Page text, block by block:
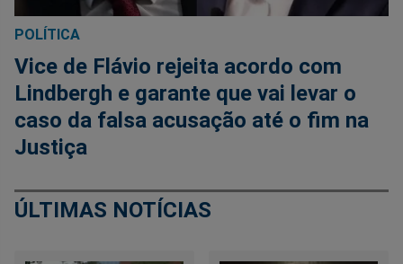
POLÍTICA
Vice de Flávio rejeita acordo com
Lindbergh e garante que vai levar o
caso da falsa acusação até o fim na
Justiça
ÚLTIMAS NOTÍCIAS